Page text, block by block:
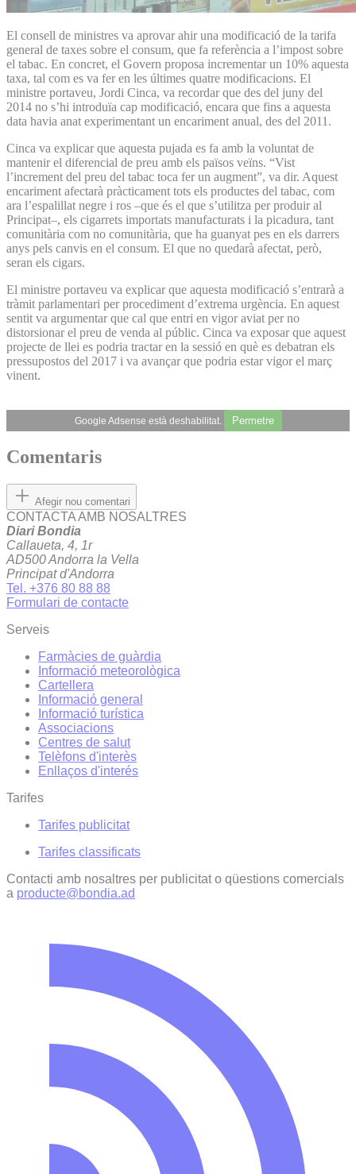
El consell de ministres va aprovar ahir una modificació de la tarifa
general de taxes sobre el consum, que fa referència a l’impost sobre
el tabac. En concret, el Govern proposa incrementar un 10% aquesta
taxa, tal com es va fer en les últimes quatre modificacions. El
ministre portaveu, Jordi Cinca, va recordar que des del juny del
2014 no s’hi introduïa cap modificació, encara que fins a aquesta
data havia anat experimentant un encariment anual, des del 2011.
Cinca va explicar que aquesta pujada es fa amb la voluntat de
mantenir el diferencial de preu amb els països veïns. “Vist
l’increment del preu del tabac toca fer un augment”, va dir. Aquest
encariment afectarà pràcticament tots els productes del tabac, com
ara l’espalillat negre i ros –que és el que s’utilitza per produir al
Principat–, els cigarrets importats manufacturats i la picadura, tant
comunitària com no comunitària, que ha guanyat pes en els darrers
anys pels canvis en el consum. El que no quedarà afectat, però,
seran els cigars.
El ministre portaveu va explicar que aquesta modificació s’entrarà a
tràmit parlamentari per procediment d’extrema urgència. En aquest
sentit va argumentar que cal que entri en vigor aviat per no
distorsionar el preu de venda al públic. Cinca va exposar que aquest
projecte de llei es podria tractar en la sessió en què es debatran els
pressupostos del 2017 i va avançar que podria estar vigor el març
vinent.
Google Adsense està deshabilitat. Permetre
Comentaris
Afegir nou comentari
CONTACTA AMB NOSALTRES
Diari Bondia
Callaueta, 4, 1r
AD500 Andorra la Vella
Principat d'Andorra
Tel. +376 80 88 88
Formulari de contacte
Serveis
Farmàcies de guàrdia
Informació meteorològica
Cartellera
Informació general
Informació turística
Associacions
Centres de salut
Telèfons d'interès
Enllaços d'interés
Tarifes
Tarifes publicitat
Tarifes classificats
Contacti amb nosaltres per publicitat o qüestions comercials
a producte@bondia.ad